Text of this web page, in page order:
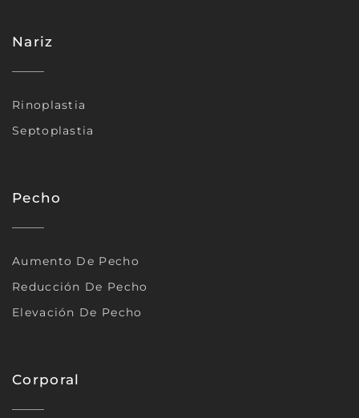
Nariz
Rinoplastia
Septoplastia
Pecho
Aumento De Pecho
Reducción De Pecho
Elevación De Pecho
Corporal